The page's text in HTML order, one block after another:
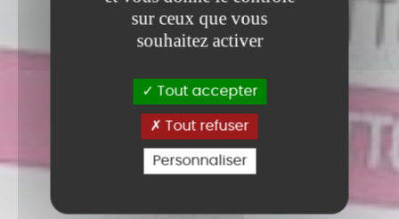
sur ceux que vous
souhaitez activer
Tout accepter
Tout refuser
Personnaliser